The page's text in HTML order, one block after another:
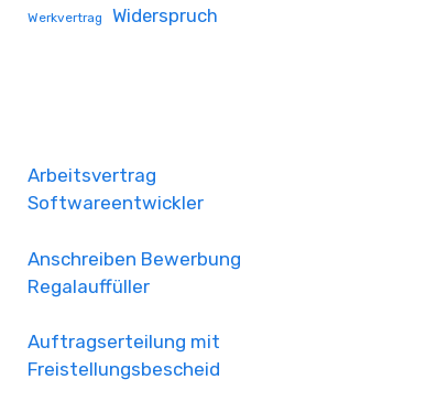
Werkvertrag Widerspruch
Arbeitsvertrag
Softwareentwickler
Anschreiben Bewerbung
Regalauffüller
Auftragserteilung mit
Freistellungsbescheid